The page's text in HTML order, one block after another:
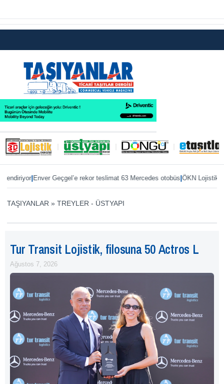
rekor teslimat 63 Mercedes otobüs|ÖKN Lojistik’e ilk Master Red EDITION
TAŞIYANLAR » TREYLER - ÜSTYAPI
Tur Transit Lojistik, filosuna 50 Actros L
Ağustos 7, 2026